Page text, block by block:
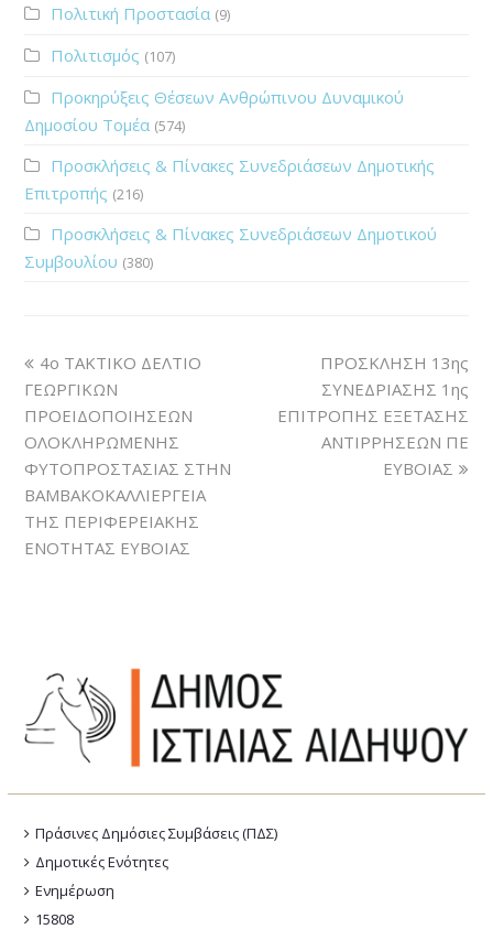
Πολιτική Προστασία (9)
Πολιτισμός (107)
Προκηρύξεις Θέσεων Ανθρώπινου Δυναμικού
Δημοσίου Τομέα (574)
Προσκλήσεις & Πίνακες Συνεδριάσεων Δημοτικής
Επιτροπής (216)
Προσκλήσεις & Πίνακες Συνεδριάσεων Δημοτικού
Συμβουλίου (380)
4ο ΤΑΚΤΙΚΟ ΔΕΛΤΙΟ
ΓΕΩΡΓΙΚΩΝ
ΠΡΟΕΙΔΟΠΟΙΗΣΕΩΝ
ΟΛΟΚΛΗΡΩΜΕΝΗΣ
ΦΥΤΟΠΡΟΣΤΑΣΙΑΣ ΣΤΗΝ
ΒΑΜΒΑΚΟΚΑΛΛΙΕΡΓΕΙΑ
ΤΗΣ ΠΕΡΙΦΕΡΕΙΑΚΗΣ
ΕΝΟΤΗΤΑΣ ΕΥΒΟΙΑΣ
ΠΡΟΣΚΛΗΣΗ 13ης
ΣΥΝΕΔΡΙΑΣΗΣ 1ης
ΕΠΙΤΡΟΠΗΣ ΕΞΕΤΑΣΗΣ
ΑΝΤΙΡΡΗΣΕΩΝ ΠΕ
ΕΥΒΟΙΑΣ
Πράσινες Δημόσιες Συμβάσεις (ΠΔΣ)
Δημοτικές Ενότητες
Ενημέρωση
15808